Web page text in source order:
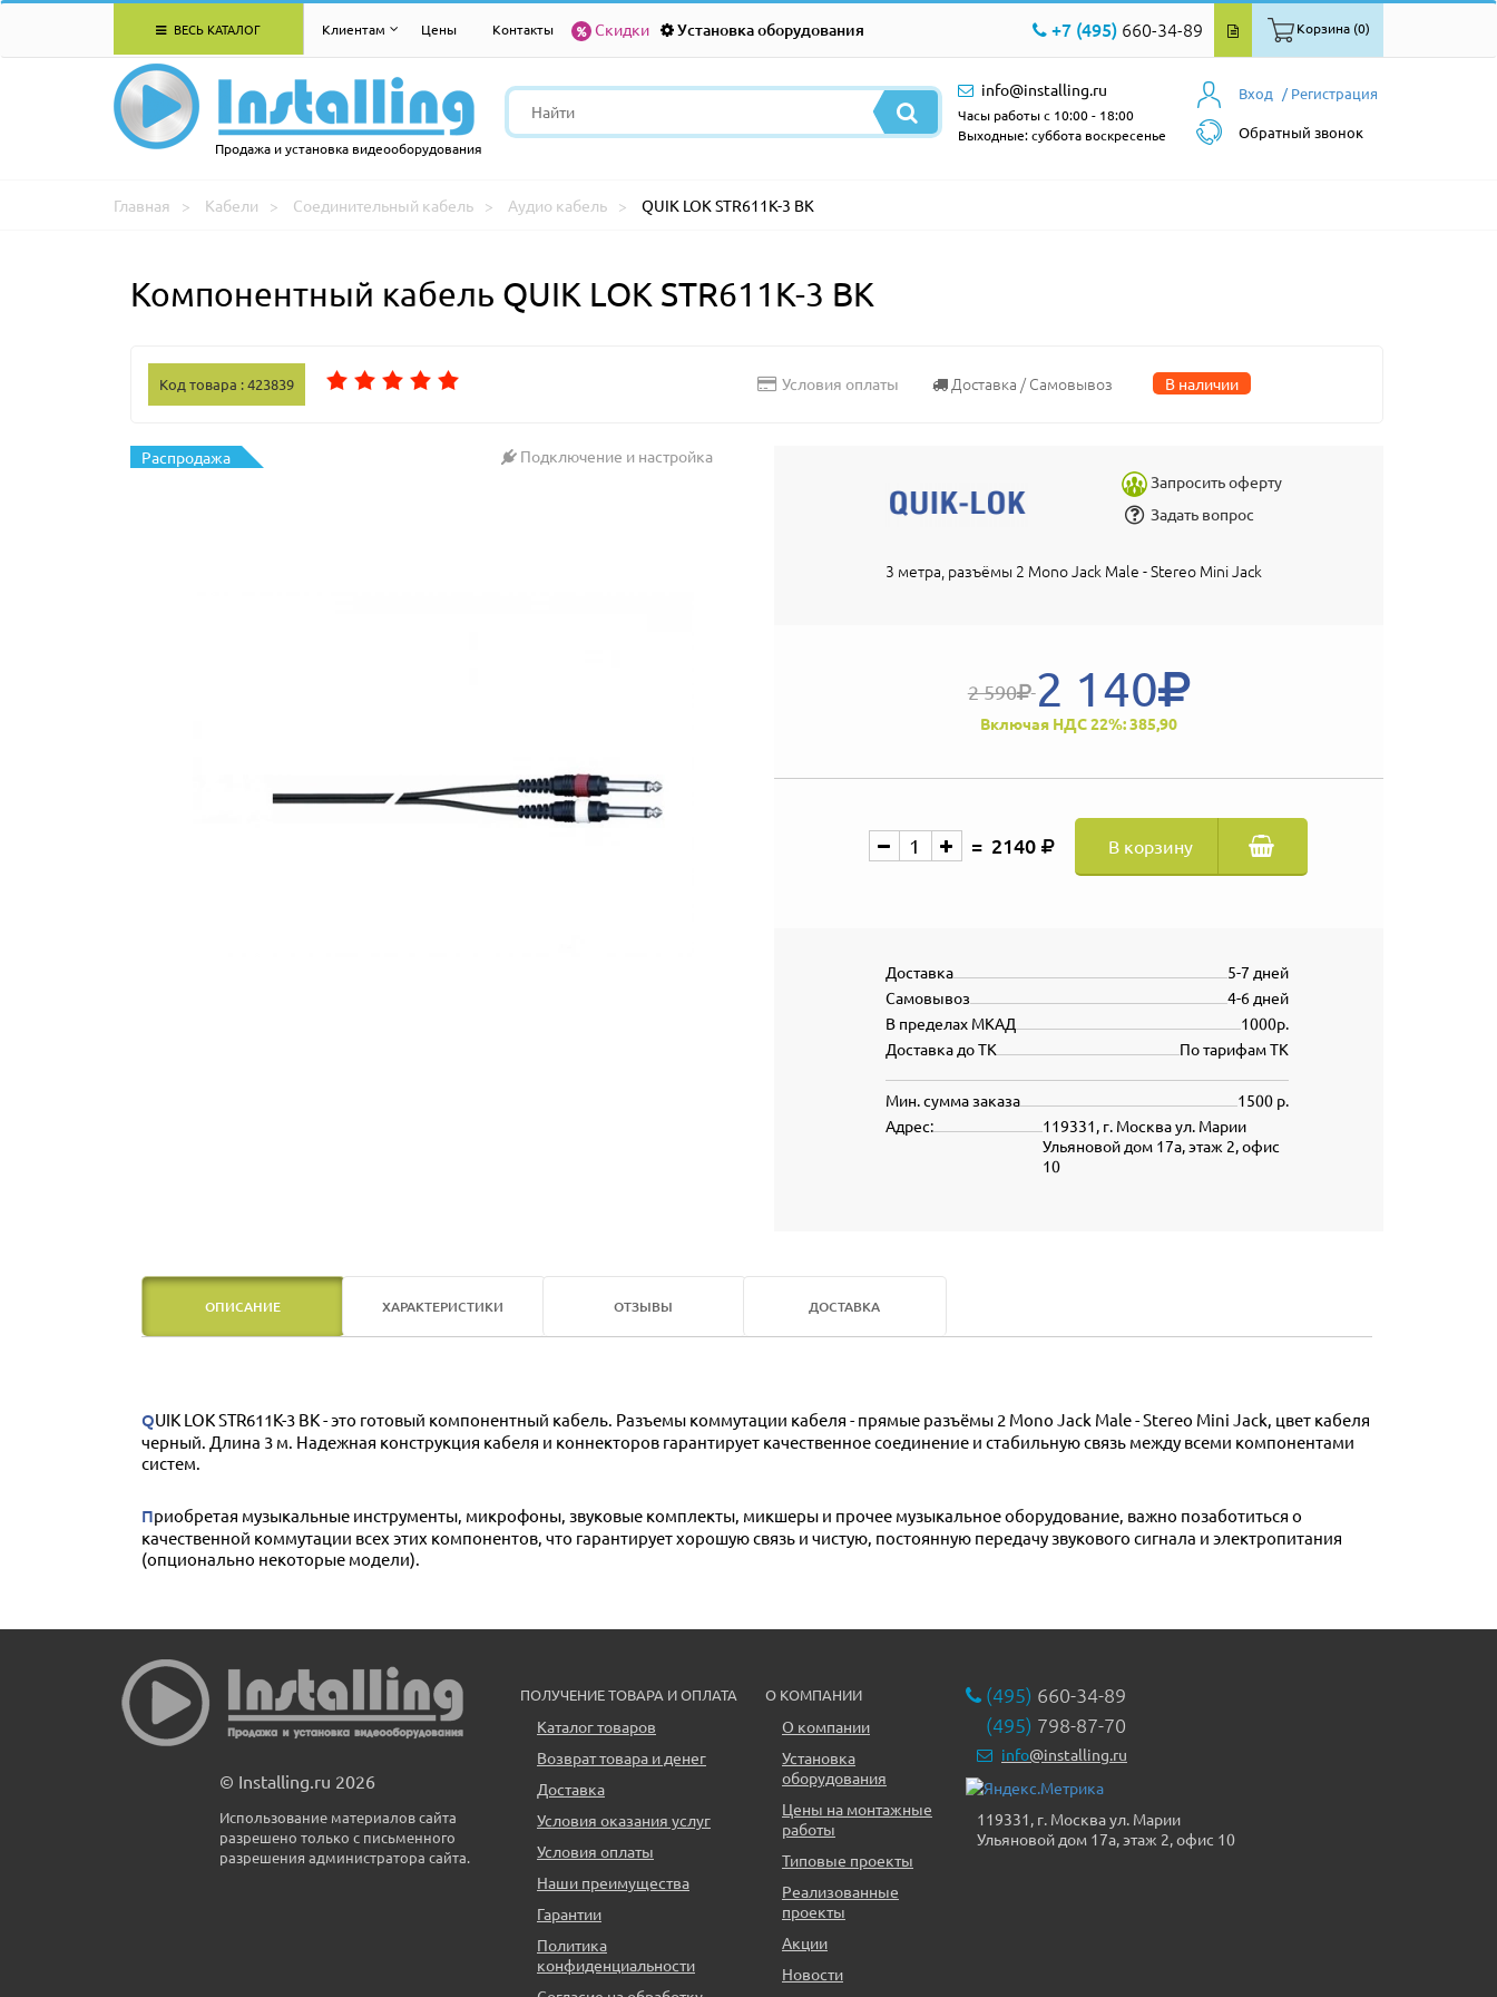
ВЕСЬ КАТАЛОГ Клиентам Цены Контакты Скидки Установка оборудования +7 (495) 660-34-89 Корзина (0)
Продажа и установка видеооборудования
Вход / Регистрация
Обратный звонок
info@installing.ru
Часы работы с 10:00 - 18:00
Выходные: суббота воскресенье
Главная Кабели Соединительный кабель Аудио кабель QUIK LOK STR611K-3 BK
Компонентный кабель QUIK LOK STR611K-3 BK
Код товара : 423839 Условия оплаты Доставка / Самовывоз В наличии
Распродажа
Подключение и настройка
Запросить оферту
Задать вопрос
3 метра, разъёмы 2 Mono Jack Male - Stereo Mini Jack
2 590 2 140
Включая НДС 22%: 385,90
2140 В корзину
5-7 дней
Доставка
4-6 дней
Самовывоз
1000р.
В пределах МКАД
По тарифам ТК
Доставка до ТК
1500 р.
Мин. сумма заказа
119331, г. Москва ул. Марии
Ульяновой дом 17а, этаж 2, офис
10
Адрес:
ОПИСАНИЕ ХАРАКТЕРИСТИКИ ОТЗЫВЫ ДОСТАВКА
QUIK LOK STR611K-3 BK - это готовый компонентный кабель. Разъемы коммутации кабеля - прямые разъёмы 2 Mono Jack Male - Stereo Mini Jack, цвет кабеля
черный. Длина 3 м. Надежная конструкция кабеля и коннекторов гарантирует качественное соединение и стабильную связь между всеми компонентами
систем.
Приобретая музыкальные инструменты, микрофоны, звуковые комплекты, микшеры и прочее музыкальное оборудование, важно позаботиться о
качественной коммутации всех этих компонентов, что гарантирует хорошую связь и чистую, постоянную передачу звукового сигнала и электропитания
(опционально некоторые модели).
© Installing.ru 2026
Использование материалов сайта
разрешено только с письменного
разрешения администратора сайта.
ПОЛУЧЕНИЕ ТОВАРА И ОПЛАТА
Каталог товаров
Возврат товара и денег
Доставка
Условия оказания услуг
Условия оплаты
Наши преимущества
Гарантии
Политика
конфиденциальности
О КОМПАНИИ
О компании
Установка
оборудования
Цены на монтажные
работы
Типовые проекты
Реализованные
проекты
Акции
Новости
(495) 660-34-89
(495) 798-87-70
info@installing.ru
119331, г. Москва ул. Марии
Ульяновой дом 17а, этаж 2, офис 10